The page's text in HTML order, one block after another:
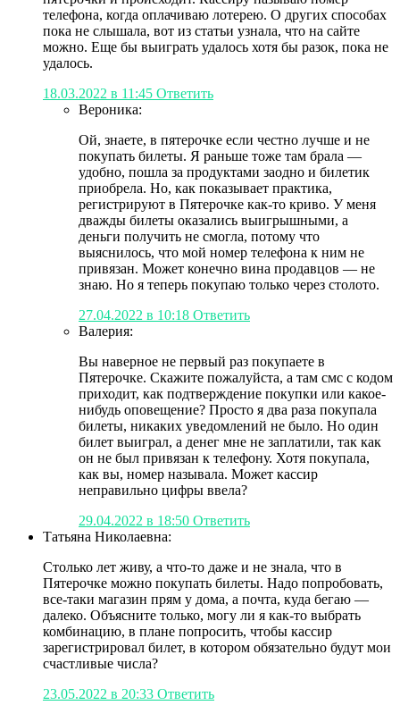
телефона, когда оплачиваю лотерею. О других способах
пока не слышала, вот из статьи узнала, что на сайте
можно. Еще бы выиграть удалось хотя бы разок, пока не
удалось.
18.03.2022 в 11:45 Ответить
Вероника:
Ой, знаете, в пятерочке если честно лучше и не
покупать билеты. Я раньше тоже там брала —
удобно, пошла за продуктами заодно и билетик
приобрела. Но, как показывает практика,
регистрируют в Пятерочке как-то криво. У меня
дважды билеты оказались выигрышными, а
деньги получить не смогла, потому что
выяснилось, что мой номер телефона к ним не
привязан. Может конечно вина продавцов — не
знаю. Но я теперь покупаю только через столото.
27.04.2022 в 10:18 Ответить
Валерия:
Вы наверное не первый раз покупаете в
Пятерочке. Скажите пожалуйста, а там смс с кодом
приходит, как подтверждение покупки или какое-
нибудь оповещение? Просто я два раза покупала
билеты, никаких уведомлений не было. Но один
билет выиграл, а денег мне не заплатили, так как
он не был привязан к телефону. Хотя покупала,
как вы, номер называла. Может кассир
неправильно цифры ввела?
29.04.2022 в 18:50 Ответить
Татьяна Николаевна:
Столько лет живу, а что-то даже и не знала, что в
Пятерочке можно покупать билеты. Надо попробовать,
все-таки магазин прям у дома, а почта, куда бегаю —
далеко. Объясните только, могу ли я как-то выбрать
комбинацию, в плане попросить, чтобы кассир
зарегистрировал билет, в котором обязательно будут мои
счастливые числа?
23.05.2022 в 20:33 Ответить